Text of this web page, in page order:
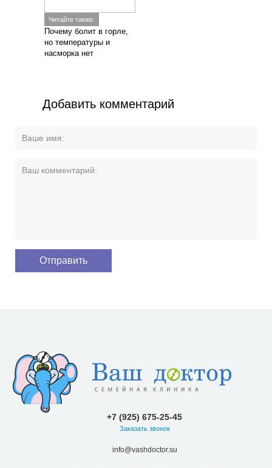
Читайте также:
Почему болит в горле,
но температуры и
насморка нет
Добавить комментарий
+7 (925) 675-25-45
Заказать звонок
info@vashdoctor.su